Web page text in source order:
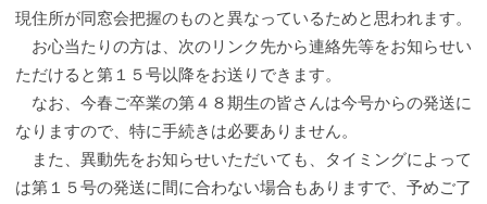
現住所が同窓会把握のものと異なっているためと思われます。
お心当たりの方は、次のリンク先から連絡先等をお知らせい
ただけると第１５号以降をお送りできます。
なお、今春ご卒業の第４８期生の皆さんは今号からの発送に
なりますので、特に手続きは必要ありません。
また、異動先をお知らせいただいても、タイミングによって
は第１５号の発送に間に合わない場合もありますで、予めご了